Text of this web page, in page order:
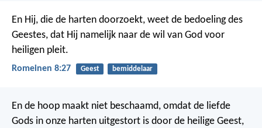
En Hij, die de harten doorzoekt, weet de bedoeling des
Geestes, dat Hij namelijk naar de wil van God voor
heiligen pleit.
Romeinen 8:27 Geest bemiddelaar
En de hoop maakt niet beschaamd, omdat de liefde
Gods in onze harten uitgestort is door de heilige Geest,